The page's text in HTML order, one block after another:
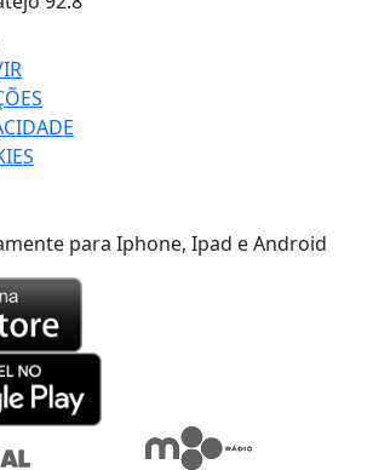
para Iphone, Ipad e Android